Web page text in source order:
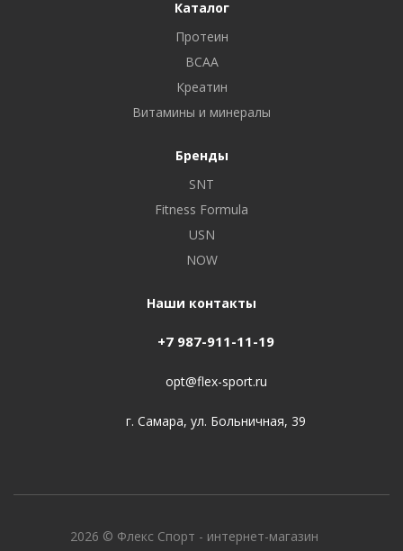
Каталог
Протеин
BCAA
Креатин
Витамины и минералы
Бренды
SNT
Fitness Formula
USN
NOW
Наши контакты
+7 987-911-11-19
opt@flex-sport.ru
г. Самара, ул. Больничная, 39
2026 © Флекс Спорт - интернет-магазин